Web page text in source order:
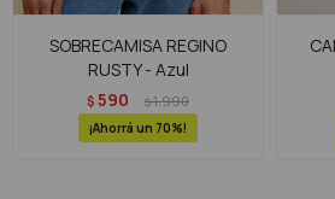
SOBRECAMISA REGINO
RUSTY - Azul
$ 590 $1.990
70